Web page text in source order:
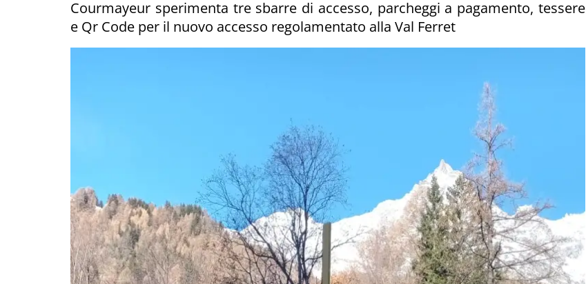
Courmayeur sperimenta tre sbarre di accesso, parcheggi a pagamento, tessere
e Qr Code per il nuovo accesso regolamentato alla Val Ferret